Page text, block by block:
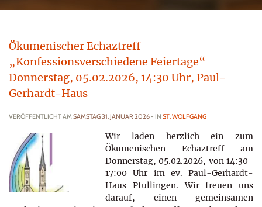
Ökumenischer Echaztreff
„Konfessionsverschiedene Feiertage“
Donnerstag, 05.02.2026, 14:30 Uhr, Paul-
Gerhardt-Haus
VERÖFFENTLICHT AMSAMSTAG 31. JANUAR 2026- IN ST. WOLFGANG
Wir laden herzlich ein zum
Ökumenischen Echaztreff am
Donnerstag, 05.02.2026, von 14:30-
17:00 Uhr im ev. Paul-Gerhardt-
Haus Pfullingen. Wir freuen uns
darauf, einen gemeinsamen